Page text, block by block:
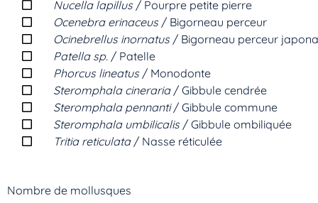
Nucella lapillus/ Pourpre petite pierre
Ocenebra erinaceus/ Bigorneau perceur
Ocinebrellus inornatus/ Bigorneau perceur
Patella sp. / Patelle
Phorcus lineatus/ Monodonte
Steromphala cineraria/ Gibbule cendrée
Steromphala pennanti/ Gibbule commune
Steromphala umbilicalis/ Gibbule ombiliquée
Tritia reticulata/ Nasse réticulée
Nombre de mollusques